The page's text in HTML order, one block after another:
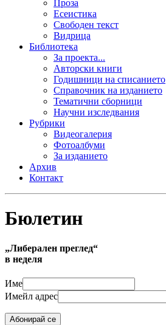
Проза
Есеистика
Свободен текст
Видрица
Библиотека
За проекта...
Авторски книги
Годишници на списанието
Справочник на изданието
Тематични сборници
Научни изследвания
Рубрики
Видеогалерия
Фотоалбуми
За изданието
Архив
Контакт
Бюлетин
„Либерален преглед“
в неделя
Име
Имейл адрес
Абонирай се